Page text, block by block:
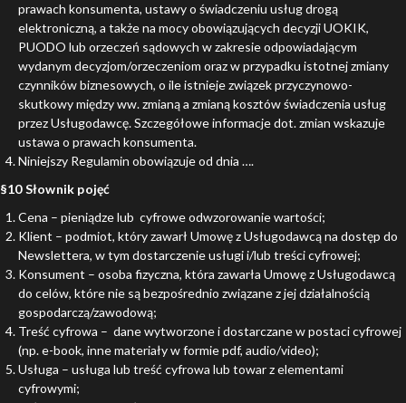
prawach konsumenta, ustawy o świadczeniu usług drogą
elektroniczną, a także na mocy obowiązujących decyzji UOKIK,
PUODO lub orzeczeń sądowych w zakresie odpowiadającym
wydanym decyzjom/orzeczeniom oraz w przypadku istotnej zmiany
czynników biznesowych, o ile istnieje związek przyczynowo-
skutkowy między ww. zmianą a zmianą kosztów świadczenia usług
przez Usługodawcę. Szczegółowe informacje dot. zmian wskazuje
ustawa o prawach konsumenta.
Niniejszy Regulamin obowiązuje od dnia ….
§10 Słownik pojęć
Cena – pieniądze lub cyfrowe odwzorowanie wartości;
Klient – podmiot, który zawarł Umowę z Usługodawcą na dostęp do
Newslettera, w tym dostarczenie usługi i/lub treści cyfrowej;
Konsument – osoba fizyczna, która zawarła Umowę z Usługodawcą
do celów, które nie są bezpośrednio związane z jej działalnością
gospodarczą/zawodową;
Treść cyfrowa – dane wytworzone i dostarczane w postaci cyfrowej
(np. e-book, inne materiały w formie pdf, audio/video);
Usługa – usługa lub treść cyfrowa lub towar z elementami
cyfrowymi;